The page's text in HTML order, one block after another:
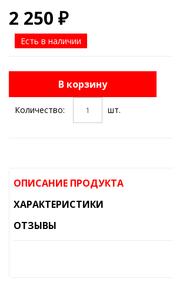
2 250 ₽
Есть в наличии
В корзину
Количество: шт.
ОПИСАНИЕ ПРОДУКТА
ХАРАКТЕРИСТИКИ
ОТЗЫВЫ